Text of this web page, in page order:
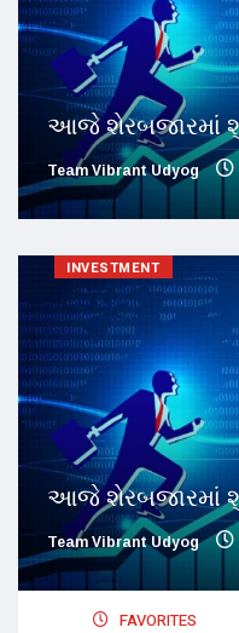
આજે શેરબજારમાં
Team Vibrant Udyog
INVESTMENT
આજે શેરબજારમાં
Team Vibrant Udyog
FAVORITES